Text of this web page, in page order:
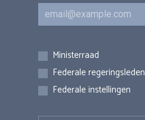
E-mail
Inschrijvingen
Ministerraad
Federale regeringsleden
Federale instellingen